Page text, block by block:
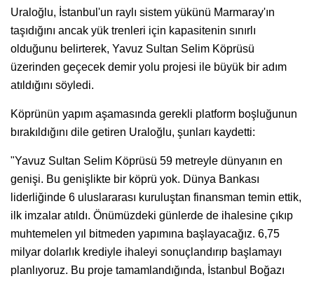
Uraloğlu, İstanbul'un raylı sistem yükünü Marmaray'ın
taşıdığını ancak yük trenleri için kapasitenin sınırlı
olduğunu belirterek, Yavuz Sultan Selim Köprüsü
üzerinden geçecek demir yolu projesi ile büyük bir adım
atıldığını söyledi.
Köprünün yapım aşamasında gerekli platform boşluğunun
bırakıldığını dile getiren Uraloğlu, şunları kaydetti:
"Yavuz Sultan Selim Köprüsü 59 metreyle dünyanın en
genişi. Bu genişlikte bir köprü yok. Dünya Bankası
liderliğinde 6 uluslararası kuruluştan finansman temin ettik,
ilk imzalar atıldı. Önümüzdeki günlerde de ihalesine çıkıp
muhtemelen yıl bitmeden yapımına başlayacağız. 6,75
milyar dolarlık krediyle ihaleyi sonuçlandırıp başlamayı
planlıyoruz. Bu proje tamamlandığında, İstanbul Boğazı